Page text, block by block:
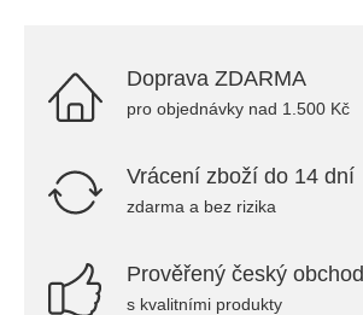
Doprava ZDARMA
pro objednávky nad 1.500 Kč
Vrácení zboží do 14 dní
zdarma a bez rizika
Prověřený český obchod
s kvalitními produkty